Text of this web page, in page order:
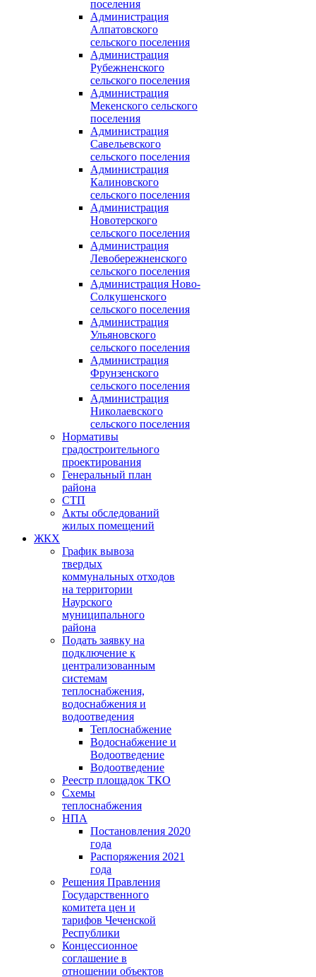
поселения
Администрация
Алпатовского
сельского поселения
Администрация
Рубежненского
сельского поселения
Администрация
Мекенского сельского
поселения
Администрация
Савельевского
сельского поселения
Администрация
Калиновского
сельского поселения
Администрация
Новотерского
сельского поселения
Администрация
Левобережненского
сельского поселения
Администрация Ново-
Солкушенского
сельского поселения
Администрация
Ульяновского
сельского поселения
Администрация
Фрунзенского
сельского поселения
Администрация
Николаевского
сельского поселения
Нормативы
градостроительного
проектирования
Генеральный план
района
СТП
Акты обследований
жилых помещений
ЖКХ
График вывоза
твердых
коммунальных отходов
на территории
Наурского
муниципального
района
Подать заявку на
подключение к
централизованным
системам
теплоснабжения,
водоснабжения и
водоотведения
Теплоснабжение
Водоснабжение и
Водоотведение
Водоотведение
Реестр площадок ТКО
Схемы
теплоснабжения
НПА
Постановления 2020
года
Распоряжения 2021
года
Решения Правления
Государственного
комитета цен и
тарифов Чеченской
Республики
Концессионное
соглашение в
отношении объектов